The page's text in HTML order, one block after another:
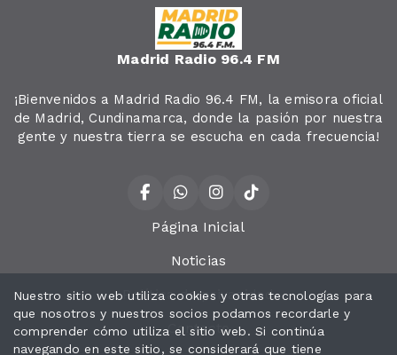
experiencia en el sector público de carrera
derechos laborales, podcaster, apasionado por la
comunicación digital, amante de la lectura y padre
ejemplar, siempre comprometido con inspirar a
Madrid Radio 96.4 FM
¡Bienvenidos a Madrid Radio 96.4 FM, la emisora oficial
de Madrid, Cundinamarca, donde la pasión por nuestra
gente y nuestra tierra se escucha en cada frecuencia!
Página Inicial
Noticias
Política de privacidad
Contacto
Nuestro sitio web utiliza cookies y otras tecnologías para
que nosotros y nuestros socios podamos recordarle y
comprender cómo utiliza el sitio web. Si continúa
navegando en este sitio, se considerará que tiene